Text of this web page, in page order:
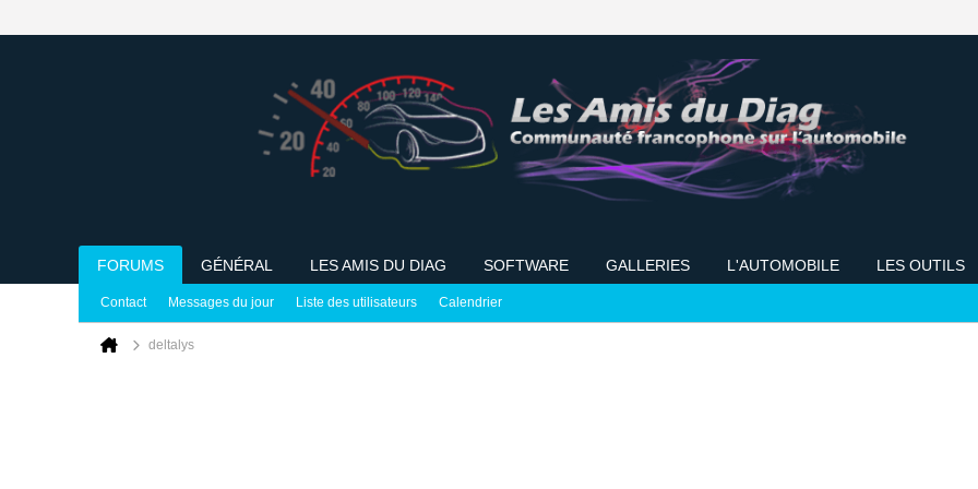
FORUMS GÉNÉRAL LES AMIS DU DIAG SOFTWARE GALLERIES L'AUTOMOBILE LES OUTILS
Contact Messages du jour Liste des utilisateurs Calendrier
deltalys